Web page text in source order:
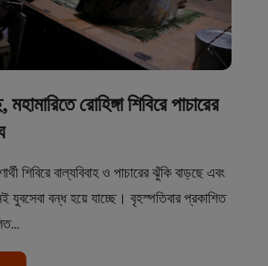
রোহিঙ্গা শিবিরে পাচারের
শিবিরে বাল্যবিবাহ ও পাচারের ঝুঁকি বাড়ছে এবং
যুবসেবা বন্ধ হয়ে যাচ্ছে। বৃহস্পতিবার প্রকাশিত